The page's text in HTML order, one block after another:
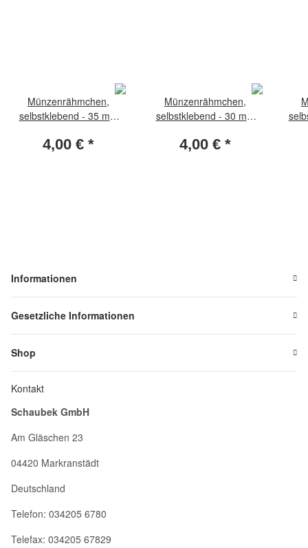
Münzenrähmchen,
selbstklebend - 35 mm
4,00 € *
Münzenrähmchen,
selbstklebend - 30 mm
4,00 € *
Informationen
Gesetzliche Informationen
Shop
Kontakt
Schaubek GmbH
Am Gläschen 23
04420 Markranstädt
Deutschland
Telefon: 034205 6780
Telefax: 034205 67829